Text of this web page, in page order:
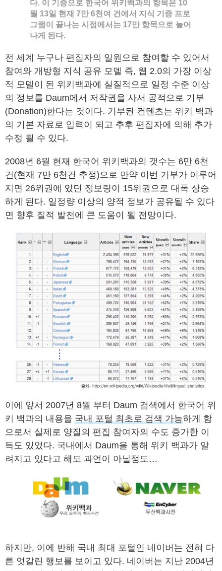
다. 이 기증으로 한국어 위키백과의 항목은 10
월 13일 현재 7만 6천여 건에서 지식 기증 프로
그램이 끝나는 시점에서는 17만 항목으로 늘어
나게 된다.
전 세계 누구나 편집자의 일원으로 참여할 수 있어서
참여와 개방형 지식 공유 모델 즉, 웹 2.0의 가장 이상
적 모델이 된 위키백과에 실질적으로 일정 수준 이상
의 정보를 Daum에서 저작권을 사서 공적으로 기부
(Donation)한다는 것이다. 기부된 컨텐츠는 위키 백과
의 기본 자료로 입력이 되고 추후 편집자에 의해 추가
수정 될 수 있다.
2008년 6월 현재 한국어 위키백과의 갯수는 6만 6천
건(현재 7만 6천건 추정)으로 만약 이번 기부가 이루어
지면 26위권에 있던 정보량이 15위권으로 대폭 상승
하게 된다. 일정량 이상의 양적 정보가 공유될 수 있다
면 향후 질적 발전에 큰 도움이 될 전망이다.
이에 앞서 2007년 8월 부터 Daum 검색에서 한국어 위
키 백과의 내용을 국내 포털 최초로 검색 가능하게 함
으로서 실제로 양질의 편집 참여자의 수도 증가한 이
득도 있었다. 국내에서 Daum을 통해 위키 백과가 알
려지고 있다고 해도 과언이 아닐정도…
하지만, 이에 반해 국내 최대 포털인 네이버는 전혀 다
른 엇갈린 행보를 보이고 있다. 네이버는 지난 2004년